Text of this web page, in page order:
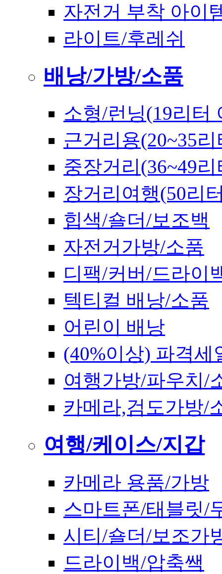
자전거 부착 아이
라이트/후레쉬
배낭/가방/소품
소형/런닝(19리터
근거리용(20~35리
중장거리(36~49리
장거리여행(50리
힙색/숄더/보조백
자전거가방/소품
디팩/커버/드라이
텍티컬 배낭/소품
어린이 배낭
(40%이상) 파격세
여행가방/파우치/
카메라,검도가방/
여행/케이스/지갑
카메라 용품/가방
스마트폰/태블릿/
시티/숄더/보조가
드라이백/압축쌕